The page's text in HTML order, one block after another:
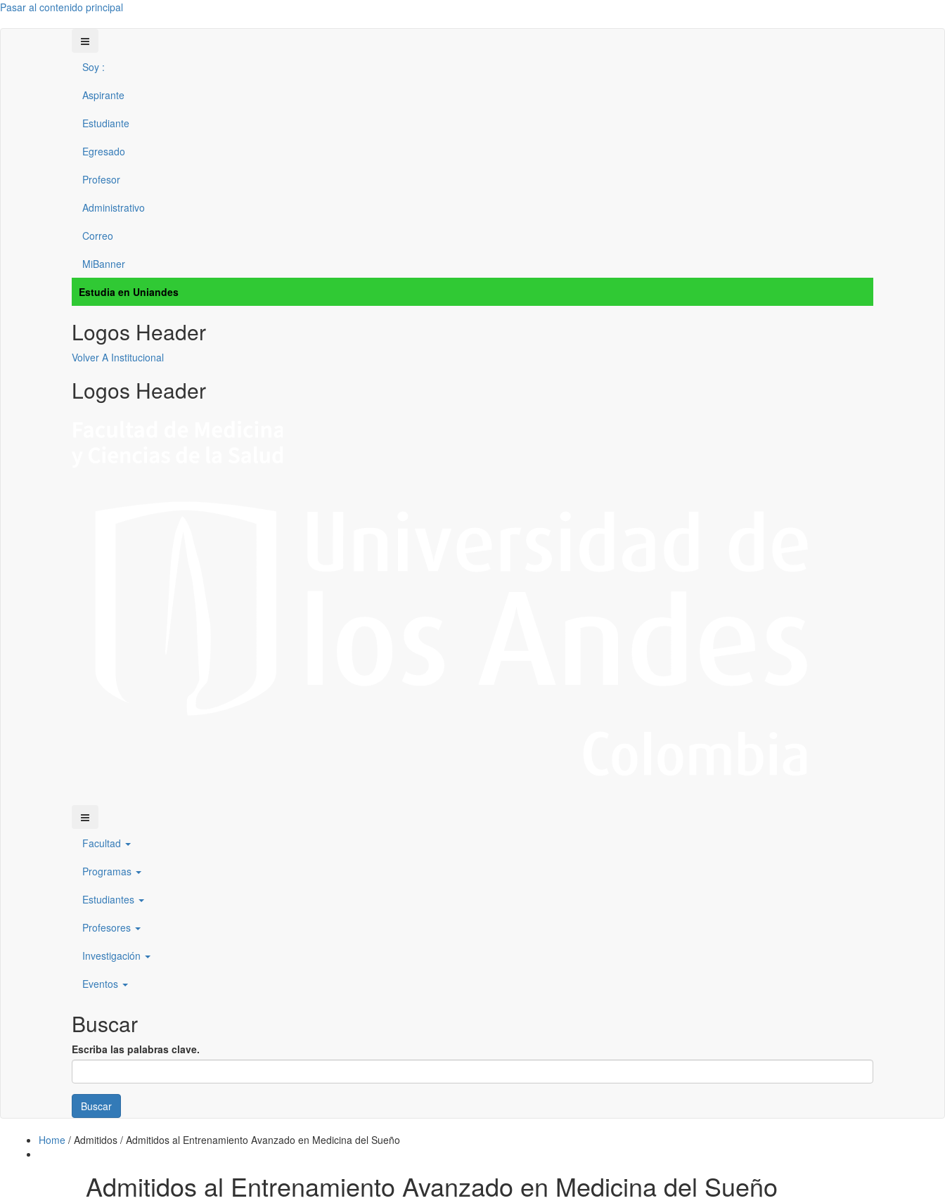
Pasar al contenido principal
Soy :
Aspirante
Estudiante
Egresado
Profesor
Administrativo
Correo
MiBanner
Estudia en Uniandes
Logos Header
Volver A Institucional
Logos Header
Facultad
Programas
Estudiantes
Profesores
Investigación
Eventos
Buscar
Escriba las palabras clave.
Buscar
Home / Admitidos / Admitidos al Entrenamiento Avanzado en Medicina del Sueño
Admitidos al Entrenamiento Avanzado en Medicina del Sueño